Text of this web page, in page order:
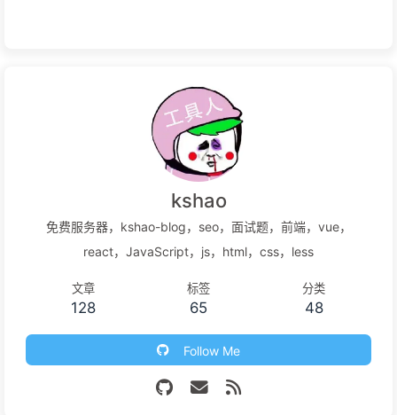
kshao
免费服务器，kshao-blog，seo，面试题，前端，vue，
react，JavaScript，js，html，css，less
文章
128
标签
65
分类
48
Follow Me